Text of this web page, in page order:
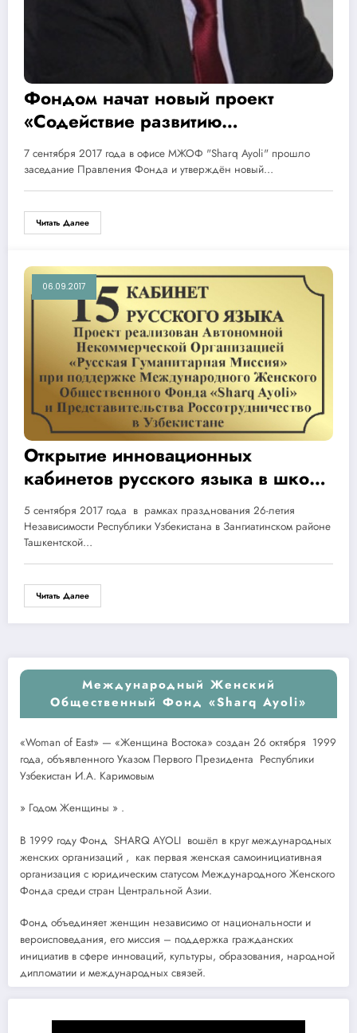
Фондом начат новый проект
«Содействие развитию
деятельности школы-интерната
для одарённых детей имени
Абдуллы Орипова в городе
Карши»
7 сентября 2017 года в офисе МЖОФ "Sharq Ayoli" прошло
заседание Правления Фонда и утверждён новый…
Читать Далее
06.09.2017
Открытие инновационных
кабинетов русского языка в школе
32 Зангиотинского района.
5 сентября 2017 года в рамках празднования 26-летия
Независимости Республики Узбекистана в Зангиатинском районе
Ташкентской…
Читать Далее
Международный Женский
Общественный Фонд «Sharq Ayoli»
«Woman of East» — «Женщина Востока» создан 26 октября 1999
года, объявленного Указом Первого Президента Республики
Узбекистан И.А. Каримовым
» Годом Женщины » .
В 1999 году Фонд SHARQ AYOLI вошёл в круг международных
женских организаций , как первая женская самоинициативная
организация с юридическим статусом Международного Женского
Фонда среди стран Центральной Азии.
Фонд объединяет женщин независимо от национальности и
вероисповедания, его миссия – поддержка гражданских
инициатив в сфере инноваций, культуры, образования, народной
дипломатии и международных связей.